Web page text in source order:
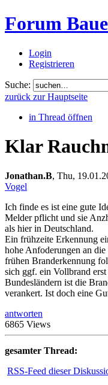
Forum
Login
Registrieren
Suche:
zurück zur Hauptseite
in Thread öffnen
Klar
Jonathan.B, Thu,
Vogel
Ich finde es ist eine gute
Melder pflicht und sie
als hier in Deutschland.
Ein frühzeite Erkennung
hohe Anfoderungen an
frühen Branderkennung
sich ggf. ein Vollbrand
Bundesländern ist die
verankert. Ist doch eine
antworten
6865 Views
gesamter Thread:
RSS-Feed dieser